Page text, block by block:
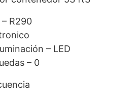
R290
– LED
– 0